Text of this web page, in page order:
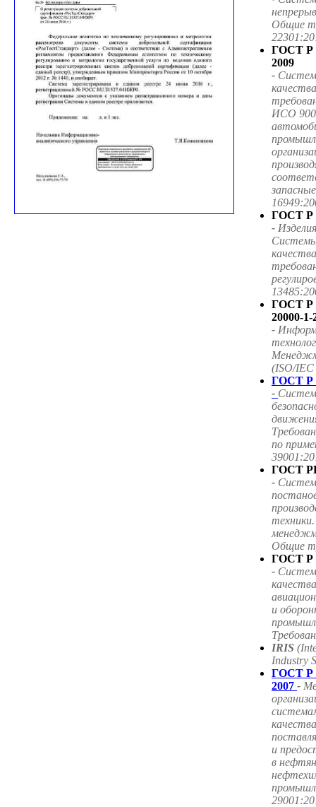
Общие
ГОСТ Р
2009
-
ИСО
ГОСТ Р
-
ГОСТ
20000-1-
-
(ISO/IEC
ГОСТ Р
-
по
ГОСТ РВ
-
Общие
ГОСТ Р
-
и
IRIS
Industry
ГОСТ Р
2007 -
и
в